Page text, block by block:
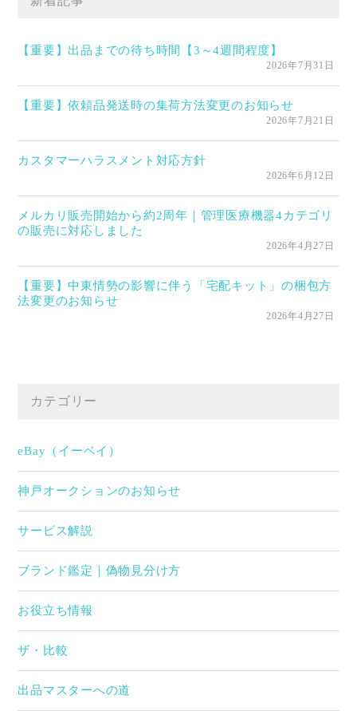
【重要】出品までの待ち時間【3～4週間程度】
2026年7月31日
【重要】依頼品発送時の集荷方法変更のお知らせ
2026年7月21日
カスタマーハラスメント対応方針
2026年6月12日
メルカリ販売開始から約2周年｜管理医療機器4カテゴリ
の販売に対応しました
2026年4月27日
【重要】中東情勢の影響に伴う「宅配キット」の梱包方
法変更のお知らせ
2026年4月27日
カテゴリー
eBay（イーベイ）
神戸オークションのお知らせ
サービス解説
ブランド鑑定｜偽物見分け方
お役立ち情報
ザ・比較
出品マスターへの道